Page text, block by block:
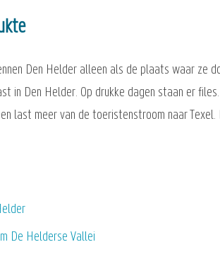
Den Helder alleen als de plaats waar ze
in Den Helder. Op drukke dagen staan er
last meer van de toeristenstroom naar
De Helderse Vallei